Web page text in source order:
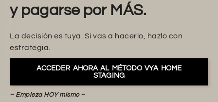
y pagarse por MÁS.
La decisión es tuya. Si vas a hacerlo, hazlo con
estrategia.
ACCEDER AHORA AL MÉTODO VYA HOME
STAGING
– Empieza HOY mismo –